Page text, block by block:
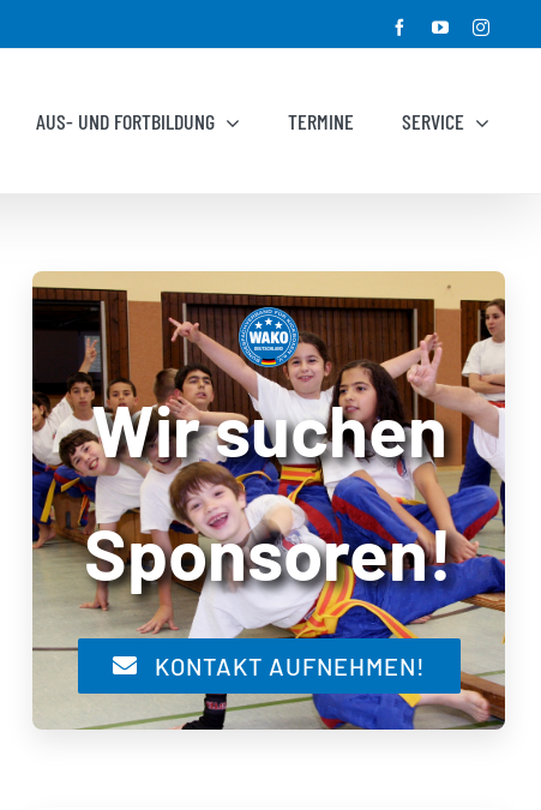
FacebookYouTube
AUS- UND FORTBILDUNG TERMINE SERVICE
Wir suchen
Sponsoren!
KONTAKT AUFNEHMEN!